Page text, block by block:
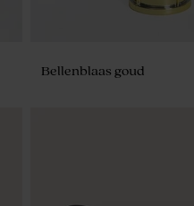
Bellenblaas goud